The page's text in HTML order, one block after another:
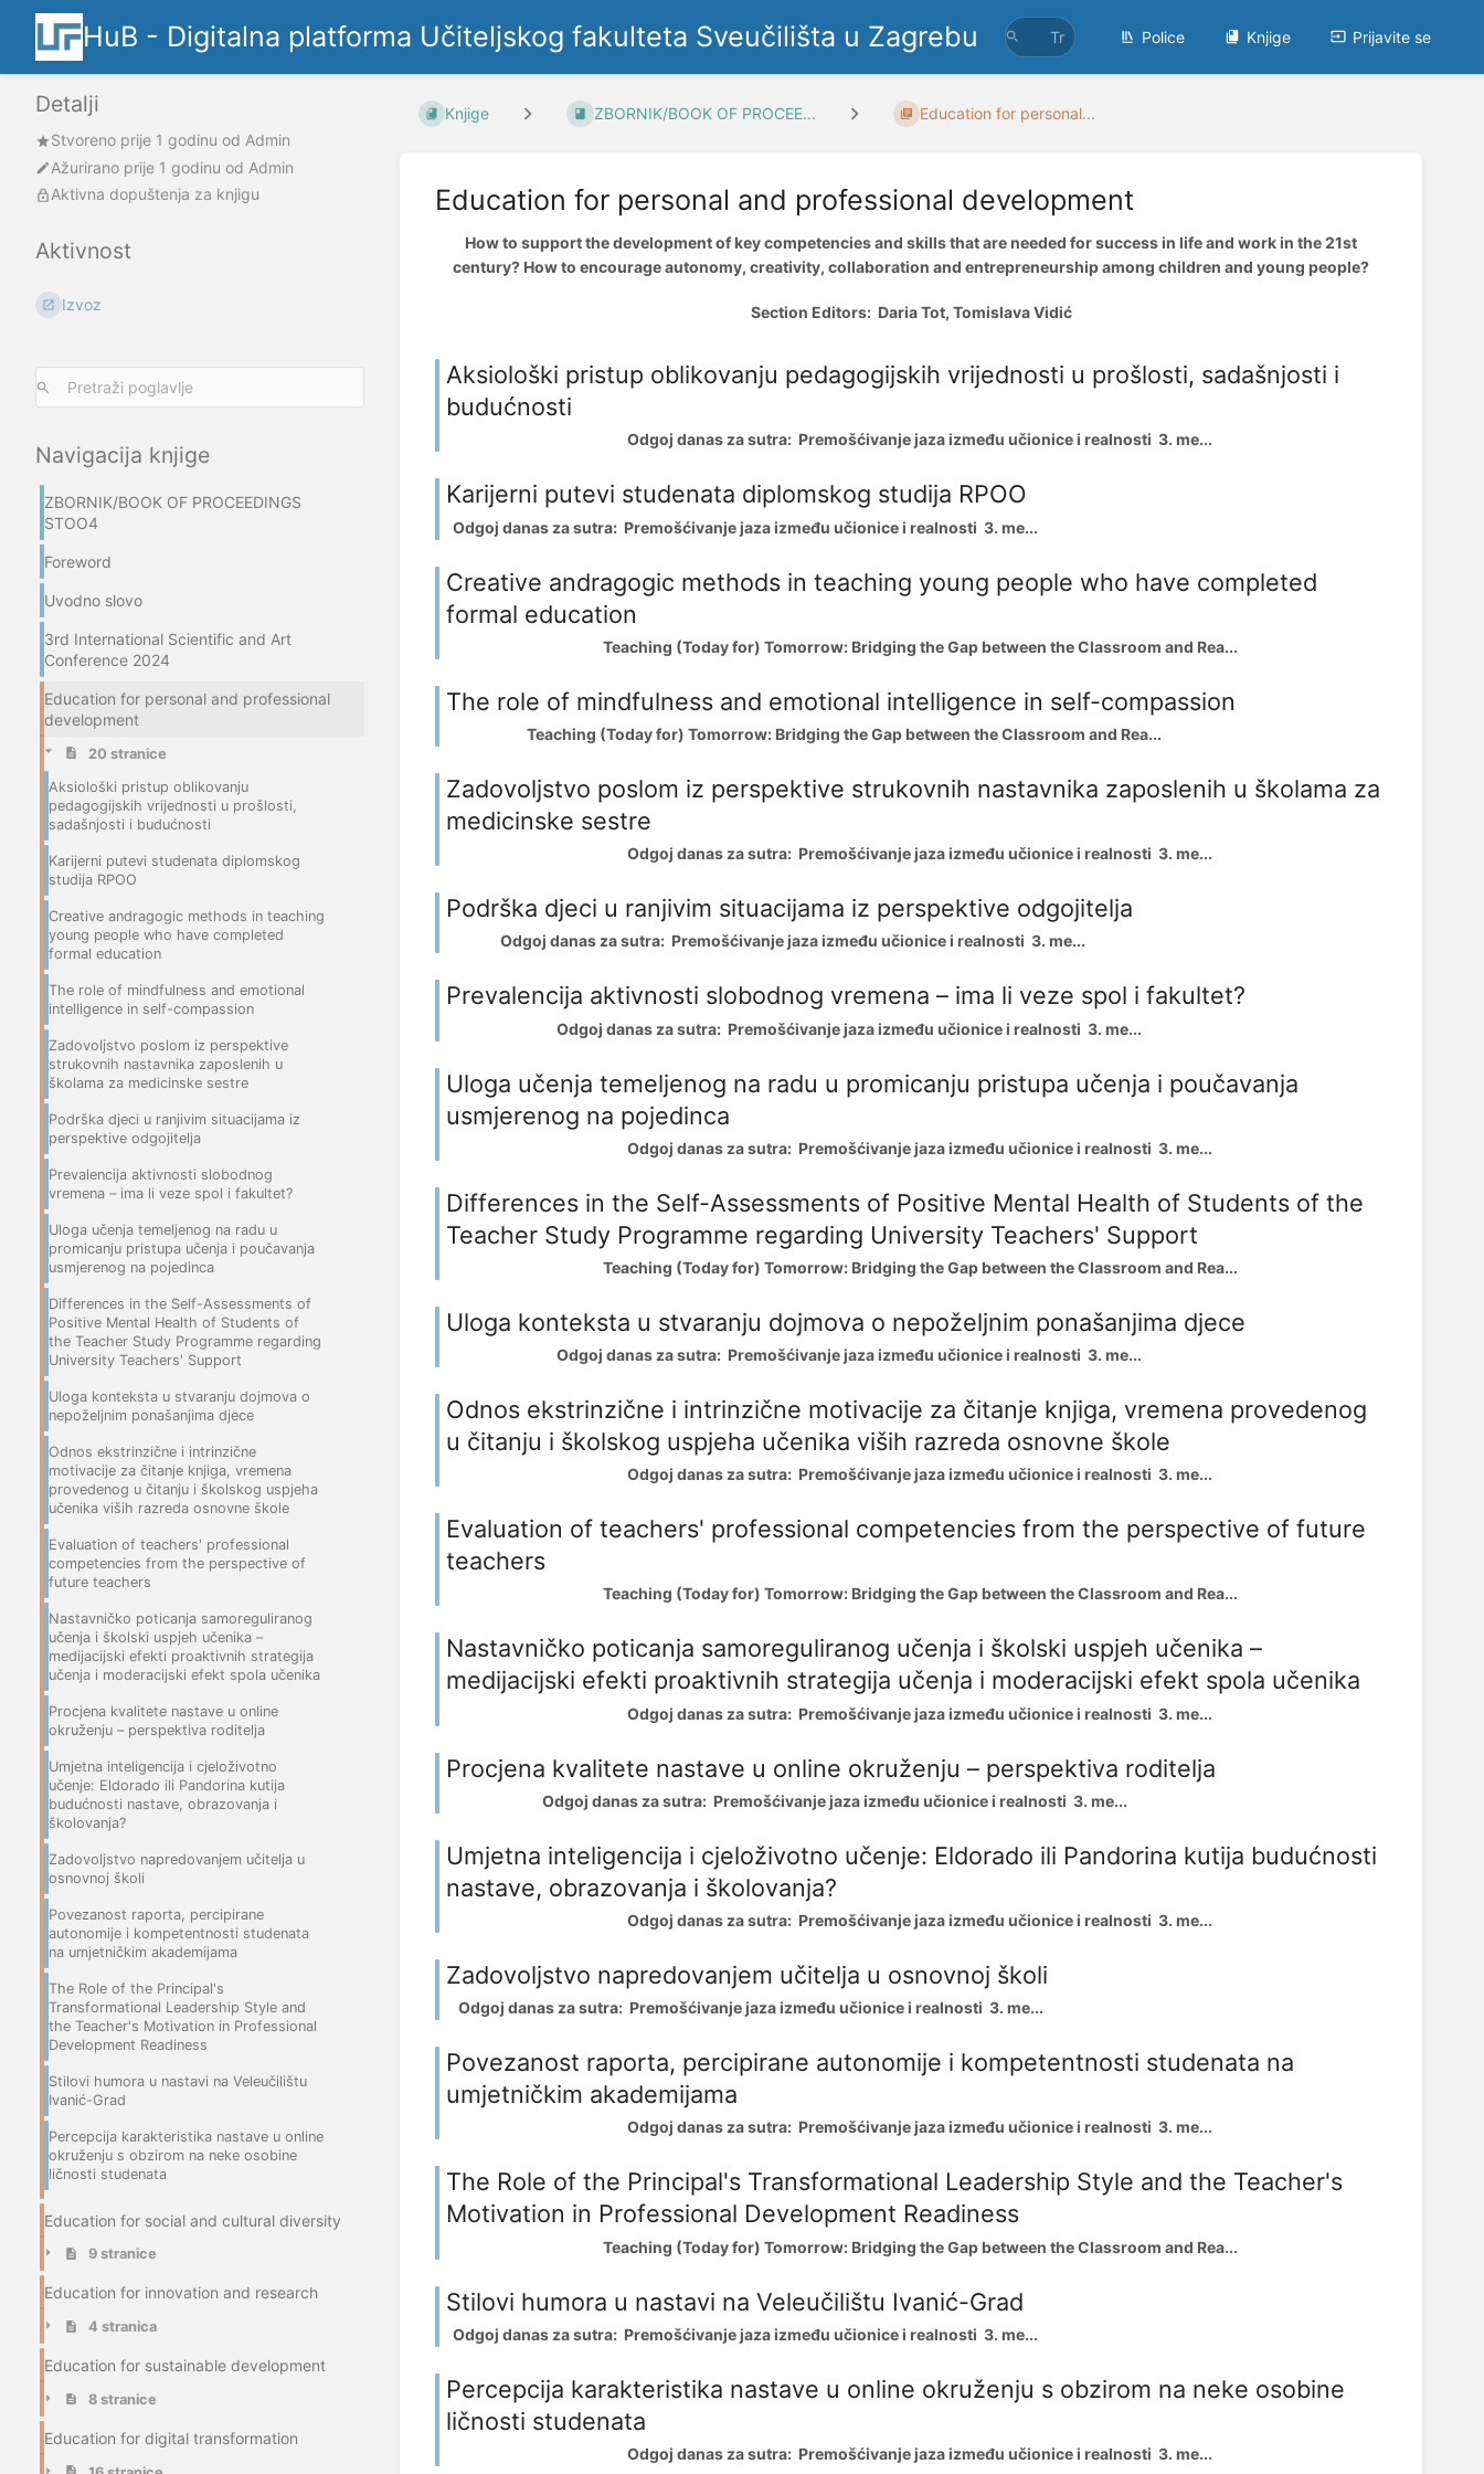
HuB - Digitalna platforma Učiteljskog fakulteta Sveučilišta u Zagrebu Police Knjige Prijavite se
Detalji
Stvoreno prije 1 godinu od Admin
Ažurirano prije 1 godinu od Admin
Aktivna dopuštenja za knjigu
Aktivnost
Izvoz
Navigacija knjige
ZBORNIK/BOOK OF PROCEEDINGS
STOO4
Foreword
Uvodno slovo
3rd International Scientific and Art
Conference 2024
Education for personal and professional
development
20 stranice
Aksiološki pristup oblikovanju
pedagogijskih vrijednosti u prošlosti,
sadašnjosti i budućnosti
Karijerni putevi studenata diplomskog
studija RPOO
Creative andragogic methods in teaching
young people who have completed
formal education
The role of mindfulness and emotional
intelligence in self-compassion
Zadovoljstvo poslom iz perspektive
strukovnih nastavnika zaposlenih u
školama za medicinske sestre
Podrška djeci u ranjivim situacijama iz
perspektive odgojitelja
Prevalencija aktivnosti slobodnog
vremena – ima li veze spol i fakultet?
Uloga učenja temeljenog na radu u
promicanju pristupa učenja i poučavanja
usmjerenog na pojedinca
Differences in the Self-Assessments of
Positive Mental Health of Students of
the Teacher Study Programme regarding
University Teachers' Support
Uloga konteksta u stvaranju dojmova o
nepoželjnim ponašanjima djece
Odnos ekstrinzične i intrinzične
motivacije za čitanje knjiga, vremena
provedenog u čitanju i školskog uspjeha
učenika viših razreda osnovne škole
Evaluation of teachers' professional
competencies from the perspective of
future teachers
Nastavničko poticanja samoreguliranog
učenja i školski uspjeh učenika –
medijacijski efekti proaktivnih strategija
učenja i moderacijski efekt spola učenika
Procjena kvalitete nastave u online
okruženju – perspektiva roditelja
Umjetna inteligencija i cjeloživotno
učenje: Eldorado ili Pandorina kutija
budućnosti nastave, obrazovanja i
školovanja?
Zadovoljstvo napredovanjem učitelja u
osnovnoj školi
Povezanost raporta, percipirane
autonomije i kompetentnosti studenata
na umjetničkim akademijama
The Role of the Principal's
Transformational Leadership Style and
the Teacher's Motivation in Professional
Development Readiness
Stilovi humora u nastavi na Veleučilištu
Ivanić-Grad
Percepcija karakteristika nastave u online
okruženju s obzirom na neke osobine
ličnosti studenata
Education for social and cultural diversity
9 stranice
Education for innovation and research
4 stranica
Education for sustainable development
8 stranice
Education for digital transformation
Knjige ZBORNIK/BOOK OF PROCEE... Education for personal...
Education for personal and professional development
How to support the development of key competencies and skills that are needed for success in life and work in the 21st
century? How to encourage autonomy, creativity, collaboration and entrepreneurship among children and young people?
Section Editors:Daria Tot, Tomislava Vidić
Aksiološki pristup oblikovanju pedagogijskih vrijednosti u prošlosti, sadašnjosti i
budućnosti
Odgoj danas za sutra: Premošćivanje jaza između učionice i realnosti 3. me...
Karijerni putevi studenata diplomskog studija RPOO
Odgoj danas za sutra: Premošćivanje jaza između učionice i realnosti 3. me...
Creative andragogic methods in teaching young people who have completed
formal education
Teaching (Today for) Tomorrow: Bridging the Gap between the Classroom and Rea...
The role of mindfulness and emotional intelligence in self-compassion
Teaching (Today for) Tomorrow: Bridging the Gap between the Classroom and Rea...
Zadovoljstvo poslom iz perspektive strukovnih nastavnika zaposlenih u školama za
medicinske sestre
Odgoj danas za sutra: Premošćivanje jaza između učionice i realnosti 3. me...
Podrška djeci u ranjivim situacijama iz perspektive odgojitelja
Odgoj danas za sutra: Premošćivanje jaza između učionice i realnosti 3. me...
Prevalencija aktivnosti slobodnog vremena – ima li veze spol i fakultet?
Odgoj danas za sutra: Premošćivanje jaza između učionice i realnosti 3. me...
Uloga učenja temeljenog na radu u promicanju pristupa učenja i poučavanja
usmjerenog na pojedinca
Odgoj danas za sutra: Premošćivanje jaza između učionice i realnosti 3. me...
Differences in the Self-Assessments of Positive Mental Health of Students of the
Teacher Study Programme regarding University Teachers' Support
Teaching (Today for) Tomorrow: Bridging the Gap between the Classroom and Rea...
Uloga konteksta u stvaranju dojmova o nepoželjnim ponašanjima djece
Odgoj danas za sutra: Premošćivanje jaza između učionice i realnosti 3. me...
Odnos ekstrinzične i intrinzične motivacije za čitanje knjiga, vremena provedenog
u čitanju i školskog uspjeha učenika viših razreda osnovne škole
Odgoj danas za sutra: Premošćivanje jaza između učionice i realnosti 3. me...
Evaluation of teachers' professional competencies from the perspective of future
teachers
Teaching (Today for) Tomorrow: Bridging the Gap between the Classroom and Rea...
Nastavničko poticanja samoreguliranog učenja i školski uspjeh učenika –
medijacijski efekti proaktivnih strategija učenja i moderacijski efekt spola učenika
Odgoj danas za sutra: Premošćivanje jaza između učionice i realnosti 3. me...
Procjena kvalitete nastave u online okruženju – perspektiva roditelja
Odgoj danas za sutra: Premošćivanje jaza između učionice i realnosti 3. me...
Umjetna inteligencija i cjeloživotno učenje: Eldorado ili Pandorina kutija budućnosti
nastave, obrazovanja i školovanja?
Odgoj danas za sutra: Premošćivanje jaza između učionice i realnosti 3. me...
Zadovoljstvo napredovanjem učitelja u osnovnoj školi
Odgoj danas za sutra: Premošćivanje jaza između učionice i realnosti 3. me...
Povezanost raporta, percipirane autonomije i kompetentnosti studenata na
umjetničkim akademijama
Odgoj danas za sutra: Premošćivanje jaza između učionice i realnosti 3. me...
The Role of the Principal's Transformational Leadership Style and the Teacher's
Motivation in Professional Development Readiness
Teaching (Today for) Tomorrow: Bridging the Gap between the Classroom and Rea...
Stilovi humora u nastavi na Veleučilištu Ivanić-Grad
Odgoj danas za sutra: Premošćivanje jaza između učionice i realnosti 3. me...
Percepcija karakteristika nastave u online okruženju s obzirom na neke osobine
ličnosti studenata
Odgoj danas za sutra: Premošćivanje jaza između učionice i realnosti 3. me...